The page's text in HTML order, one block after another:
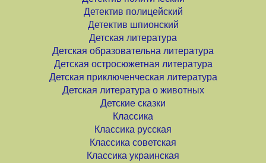
Детектив полицейский
Детектив шпионский
Детская литература
Детская образовательна литература
Детская остросюжетная литература
Детская приключенческая литература
Детская литература о животных
Детские сказки
Классика
Классика русская
Классика советская
Классика украинская